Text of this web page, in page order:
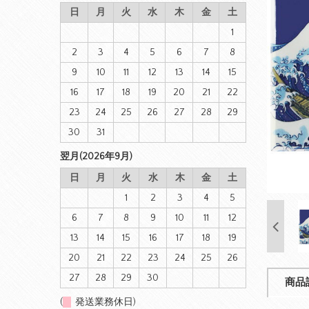
商品
日 月 火 水 木 金
土
1
2
3 4 5 6 7
8
9
10 11 12 13 14
15
16
17 18 19 20 21
22
23
24 25 26 27 28
29
30
31
翌月(2026年9月)
日
月 火 水 木 金
土
1
2 3 4
5
6
7 8 9 10 11
12
13
14 15 16 17 18
19
20
21 22 23 24 25
26
27
28 29 30
( 発送業務休日)